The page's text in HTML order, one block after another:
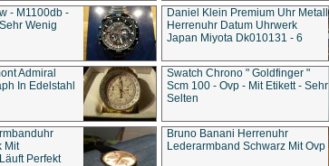
- M1100db -
Wenig
Daniel Klein Premium Uhr Metall
Herrenuhr Datum Uhrwerk
Japan Miyota Dk010131 - 6
Admiral
In Edelstahl
Swatch Chrono " Goldfinger "
Scm 100 - Ovp - Mit Etikett - Sehr
Selten
Mit
Perfekt
Bruno Banani Herrenuhr
Lederarmband Schwarz Mit Ovp